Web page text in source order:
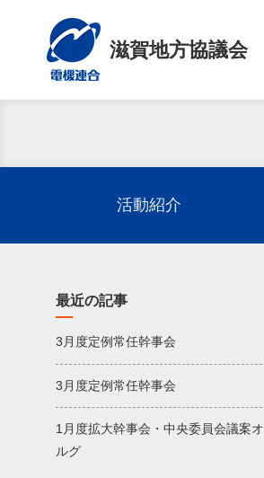
滋賀地方協議会
活動紹介
最近の記事
3月度定例常任幹事会
3月度定例常任幹事会
1月度拡大幹事会・中央委員会議案オ
ルグ